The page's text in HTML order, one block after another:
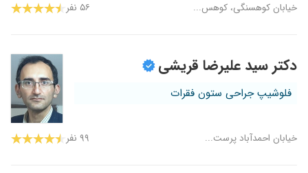
خیابان کوهسنگی، کوهس... ۵۶ نفر
دکتر سید علیرضا قریشی
فلوشیپ جراحی ستون فقرات
خیابان احمدآباد پرست... ۹۹ نفر